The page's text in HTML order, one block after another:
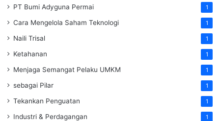
PT Bumi Adyguna Permai 1
Cara Mengelola Saham Teknologi 1
Naili Trisal 1
Ketahanan 1
Menjaga Semangat Pelaku UMKM 1
sebagai Pilar 1
Tekankan Penguatan 1
Industri & Perdagangan 1